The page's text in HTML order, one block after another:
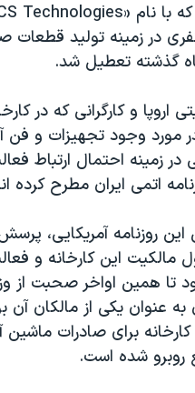
در زمینه تولید قطعات
گذشته تعطیل شد.
مورد وجود تجهیزات و فن
زمینه احتمال ارتباط
اتمی ایران مطرح کرده
این روزنامه آمریکایی،
مالکیت این کارخانه و
تا همین اواخر صحبت از
به عنوان یکی از مالکان
برای صادرات ماشین
روبرو شده است.